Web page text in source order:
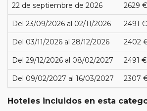
22 de septiembre de 2026 2629 €
Del 23/09/2026 al 02/11/2026 2491 €
Del 03/11/2026 al 28/12/2026 2402
Del 29/12/2026 al 08/02/2027 2491 €
Del 09/02/2027 al 16/03/2027 2307
Hoteles incluidos en esta